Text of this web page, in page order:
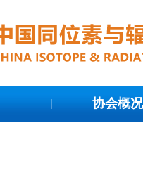
协会概况